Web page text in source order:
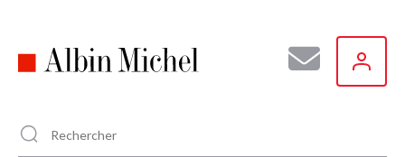
principal